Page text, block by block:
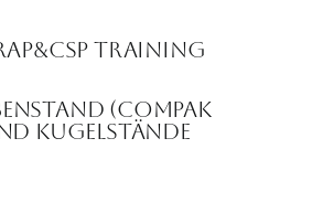
Training
(Compak
Kugelstände